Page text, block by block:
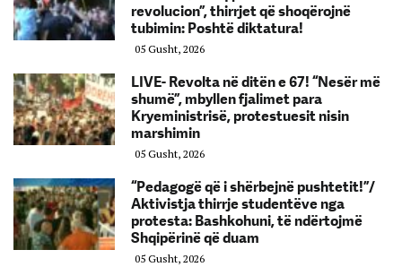
revolucion”, thirrjet që shoqërojnë
tubimin: Poshtë diktatura!
05 Gusht, 2026
LIVE- Revolta në ditën e 67! “Nesër më
shumë”, mbyllen fjalimet para
Kryeministrisë, protestuesit nisin
marshimin
05 Gusht, 2026
“Pedagogë që i shërbejnë pushtetit!”/
Aktivistja thirrje studentëve nga
protesta: Bashkohuni, të ndërtojmë
Shqipërinë që duam
05 Gusht, 2026